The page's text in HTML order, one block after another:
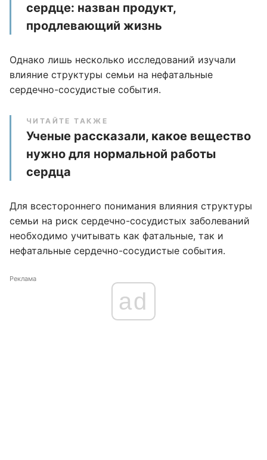
сердце: назван продукт,
продлевающий жизнь
Однако лишь несколько исследований изучали
влияние структуры семьи на нефатальные
сердечно-сосудистые события.
ЧИТАЙТЕ ТАКЖЕ
Ученые рассказали, какое вещество
нужно для нормальной работы
сердца
Для всестороннего понимания влияния структуры
семьи на риск сердечно-сосудистых заболеваний
необходимо учитывать как фатальные, так и
нефатальные сердечно-сосудистые события.
Реклама
ad